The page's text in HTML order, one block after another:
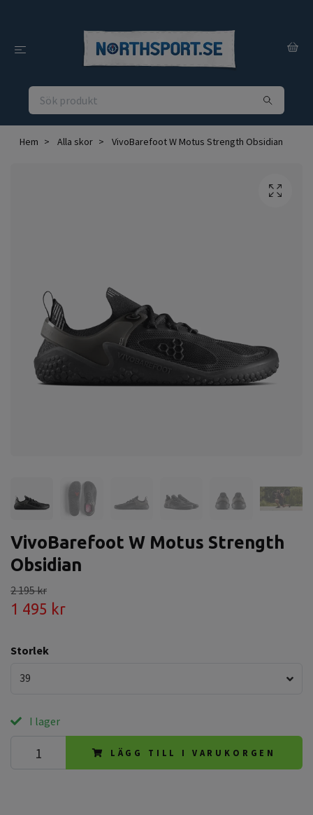
Hem Alla skor VivoBarefoot W Motus Strength Obsidian
VivoBarefoot W Motus Strength
Obsidian
2 195 kr
1 495 kr
Storlek
39
I lager
LÄGG TILL I VARUKORGEN